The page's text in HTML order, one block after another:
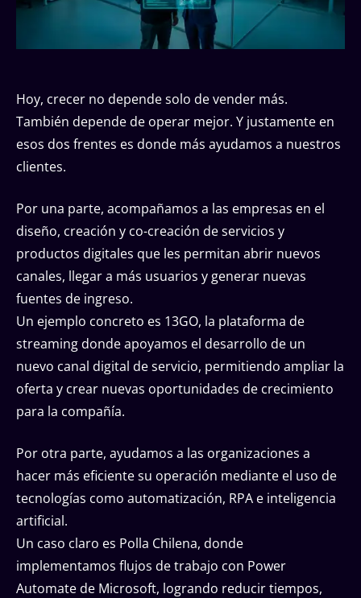
Hoy, crecer no depende solo de vender más.
También depende de operar mejor. Y justamente en
esos dos frentes es donde más ayudamos a nuestros
clientes.
Por una parte, acompañamos a las empresas en el
diseño, creación y co-creación de servicios y
productos digitales que les permitan abrir nuevos
canales, llegar a más usuarios y generar nuevas
fuentes de ingreso.
Un ejemplo concreto es 13GO, la plataforma de
streaming donde apoyamos el desarrollo de un
nuevo canal digital de servicio, permitiendo ampliar la
oferta y crear nuevas oportunidades de crecimiento
para la compañía.
Por otra parte, ayudamos a las organizaciones a
hacer más eficiente su operación mediante el uso de
tecnologías como automatización, RPA e inteligencia
artificial.
Un caso claro es Polla Chilena, donde
implementamos flujos de trabajo con Power
Automate de Microsoft, logrando reducir tiempos,